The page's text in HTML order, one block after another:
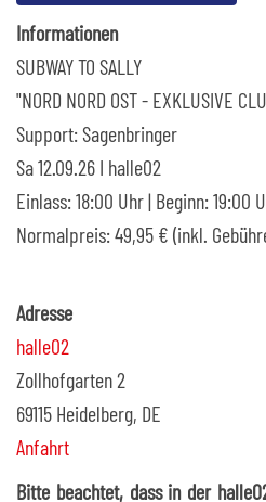
Informationen
SUBWAY TO SALLY
"NORD NORD OST - EXKLUSIVE
Support: Sagenbringer
Sa 12.09.26 I halle02
Einlass: 18:00 Uhr | Beginn: 19:00
Normalpreis: 49,95 € (inkl.
Adresse
halle02
Zollhofgarten 2
69115 Heidelberg, DE
Anfahrt
Bitte beachtet, dass in der